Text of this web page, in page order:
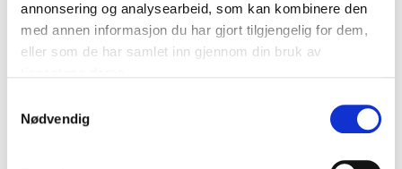
annonsering og analysearbeid, som kan kombinere den
med annen informasjon du har gjort tilgjengelig for dem,
eller som de har samlet inn gjennom din bruk av
Nødvendig